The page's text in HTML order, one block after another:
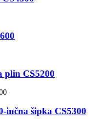
plin CS5200
inčna šipka CS5300